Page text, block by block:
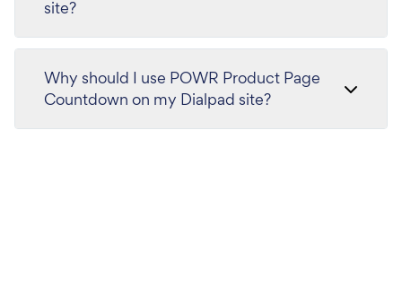
site?
Why should I use POWR Product Page
Countdown on my Dialpad site?